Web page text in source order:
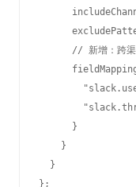
// 新增：跨
      }
    }
  }